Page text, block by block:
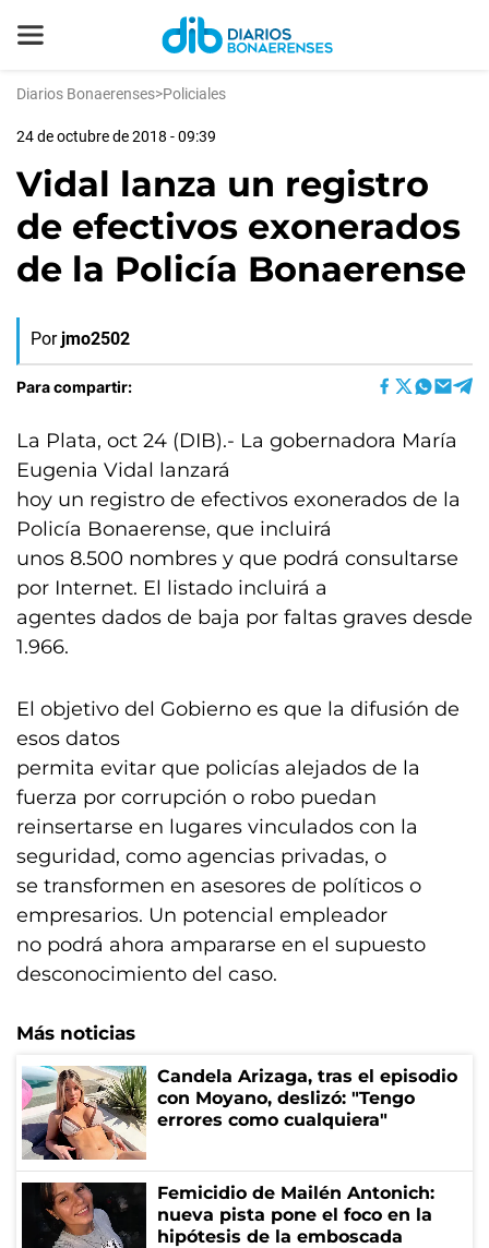
Diarios Bonaerenses>Policiales
24 de octubre de 2018 - 09:39
Vidal lanza un registro
de efectivos exonerados
de la Policía Bonaerense
Por jmo2502
Para compartir:
La Plata, oct 24 (DIB).- La gobernadora María
Eugenia Vidal lanzará
hoy un registro de efectivos exonerados de la
Policía Bonaerense, que incluirá
unos 8.500 nombres y que podrá consultarse
por Internet. El listado incluirá a
agentes dados de baja por faltas graves desde
1.966.
El objetivo del Gobierno es que la difusión de
esos datos
permita evitar que policías alejados de la
fuerza por corrupción o robo puedan
reinsertarse en lugares vinculados con la
seguridad, como agencias privadas, o
se transformen en asesores de políticos o
empresarios. Un potencial empleador
no podrá ahora ampararse en el supuesto
desconocimiento del caso.
Más noticias
Candela Arizaga, tras el episodio
con Moyano, deslizó: "Tengo
errores como cualquiera"
Femicidio de Mailén Antonich:
nueva pista pone el foco en la
hipótesis de la emboscada